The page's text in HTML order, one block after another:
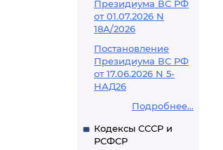
Президиума ВС РФ
от 01.07.2026 N
18А/2026
Постановление
Президиума ВС РФ
от 17.06.2026 N 5-
НАД26
Подробнее...
Кодексы СССР и
РСФСР